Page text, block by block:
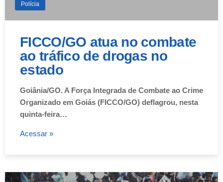
Polícia
FICCO/GO atua no combate
ao tráfico de drogas no
estado
Goiânia/GO. A Força Integrada de Combate ao Crime
Organizado em Goiás (FICCO/GO) deflagrou, nesta
quinta-feira…
Acessar »